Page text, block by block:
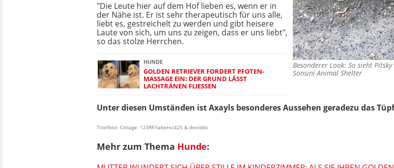
Besonderer Look: So sieht
Sonsini Animal Shelter
"Die Leute hier auf dem Hof lieben es, wenn er in
der Nähe ist. Er ist sehr therapeutisch für uns alle,
liebt es, gestreichelt zu werden und gibt heisere
Laute von sich, um uns zu zeigen, dass er uns liebt",
so das stolze Herrchen.
HUNDE
GOLDEN RETRIEVER FORDERT PFOTEN-
MASSAGE EIN: DER GRUND LÄSST
LACHTRÄNEN FLIESSEN
Unter diesen Umständen ist Axayls besonderes Aussehen geradezu das
Titelfoto: Collage: 123RF/laborec425 & deviddo
Mehr zum Thema Hunde: